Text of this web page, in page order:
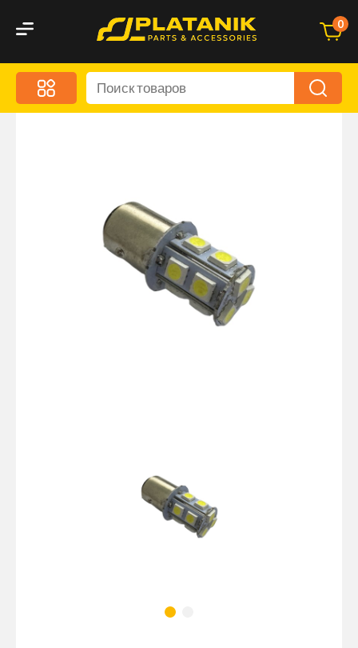
0
Меню
Акционные предложения
Оптика и светотехника
Брызговики
Запчасти кузова и зеркала
Малый коммерческий транспорт
Автономное отопление и
кондиционировани
Стяжные ремни и тросы